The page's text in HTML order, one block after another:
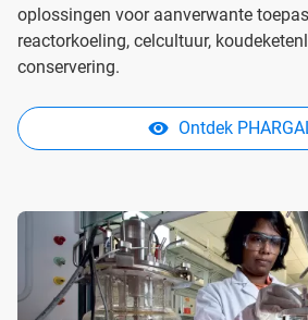
oplossingen voor aanverwante
reactorkoeling, celcultuur,
conservering.
Ontdek